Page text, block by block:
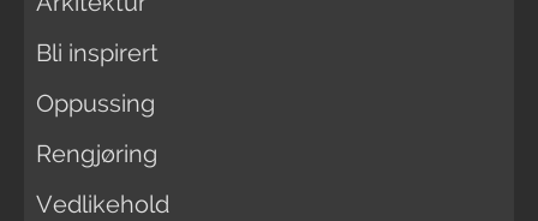
Bli inspirert
Oppussing
Rengjøring
Vedlikehold